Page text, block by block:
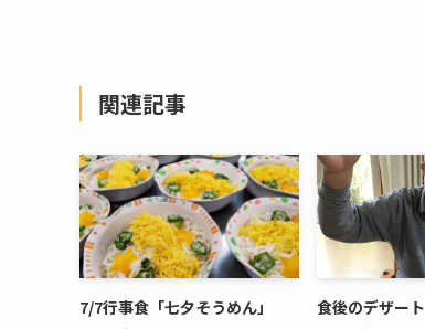
関連記事
7/7行事食「七夕そうめん」 食後のデザート